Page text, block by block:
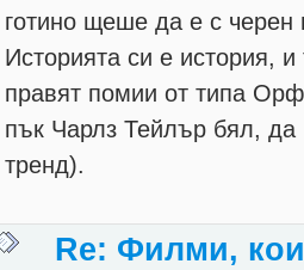
готино щеше да е с черен
Историята си е история,
правят помии от типа
пък Чарлз Тейлър бял,
тренд).
Re: Филми,